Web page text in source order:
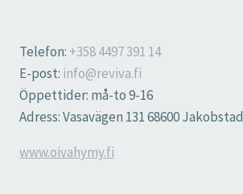
Telefon: +358 4497 391 14
E-post: info@reviva.fi
Öppettider: må-to 9-16
Adress: Vasavägen 131 68600 Jakobstad
www.oivahymy.fi